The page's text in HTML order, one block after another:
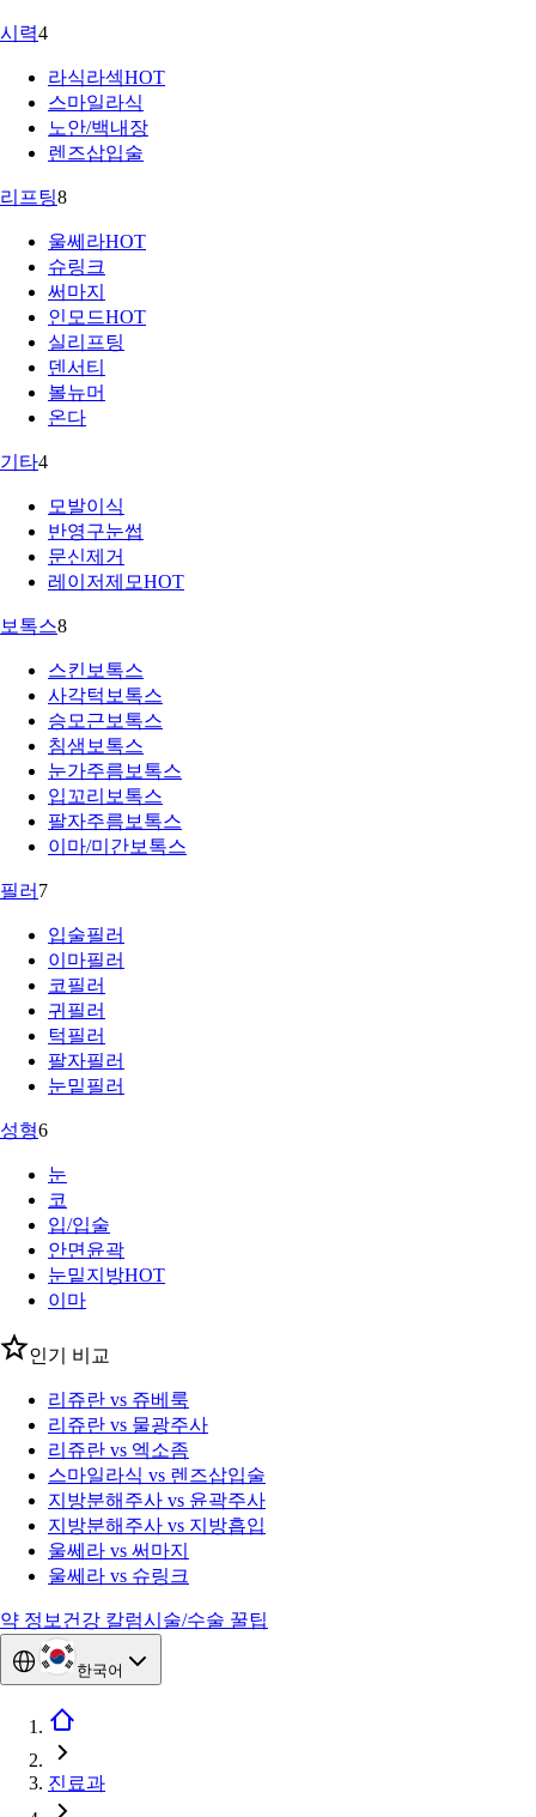
시력4
라식라섹HOT
스마일라식
노안/백내장
렌즈삽입술
리프팅8
울쎄라HOT
슈링크
써마지
인모드HOT
실리프팅
덴서티
볼뉴머
온다
기타4
모발이식
반영구눈썹
문신제거
레이저제모HOT
보톡스8
스킨보톡스
사각턱보톡스
승모근보톡스
침샘보톡스
눈가주름보톡스
입꼬리보톡스
팔자주름보톡스
이마/미간보톡스
필러 7
입술필러
이마필러
코필러
귀필러
턱필러
팔자필러
눈밑필러
성형6
눈
코
입/입술
안면윤곽
눈밑지방HOT
이마
인기 비교
리쥬란 vs 쥬베룩
리쥬란 vs 물광주사
리쥬란 vs 엑소좀
스마일라식 vs 렌즈삽입술
지방분해주사 vs 윤곽주사
지방분해주사 vs 지방흡입
울쎄라 vs 써마지
울쎄라 vs 슈링크
약 정보 건강 칼럼시술/수술 꿀팁
한국어
진료과